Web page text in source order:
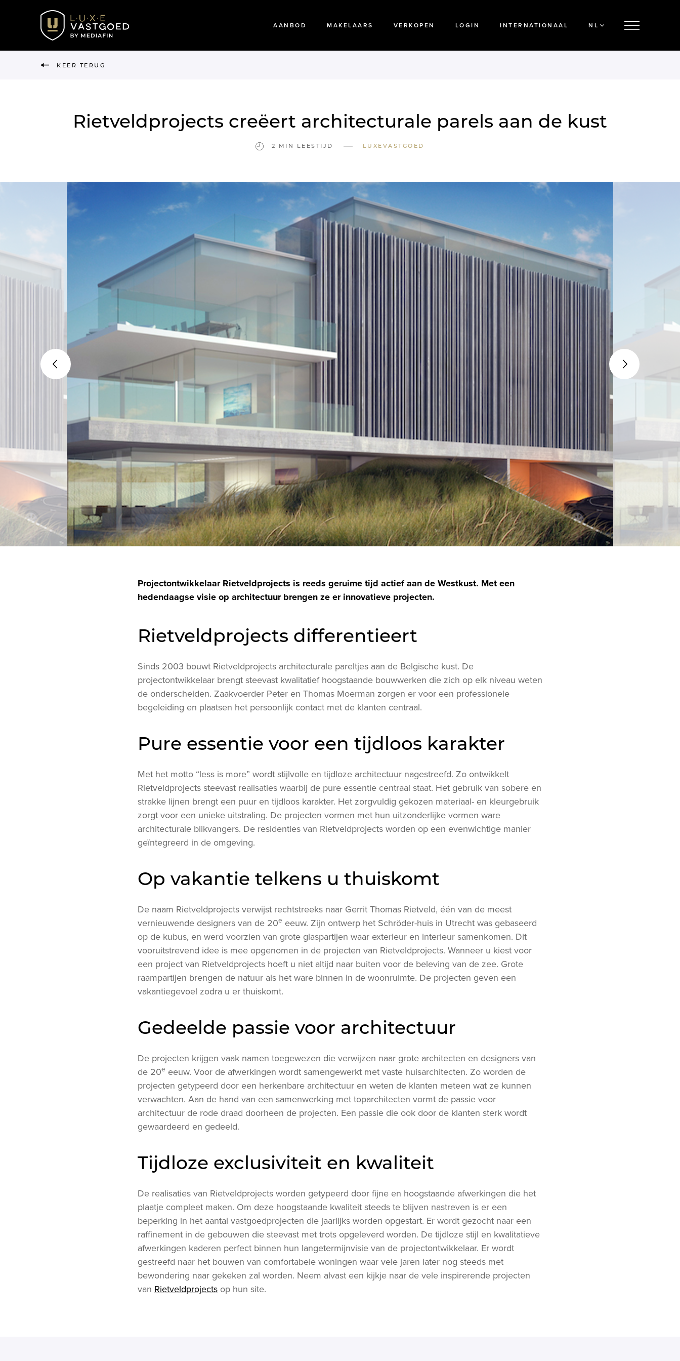
AANBOD MAKELAARS VERKOPEN LOGIN INTERNATIONAAL NL
KEER TERUG
Rietveldprojects creëert architecturale parels aan de kust
2 MIN LEESTIJD — LUXEVASTGOED
Projectontwikkelaar Rietveldprojects is reeds geruime tijd actief aan de Westkust. Met een
hedendaagse visie op architectuur brengen ze er innovatieve projecten.
Rietveldprojects differentieert
Sinds 2003 bouwt Rietveldprojects architecturale pareltjes aan de Belgische kust. De
projectontwikkelaar brengt steevast kwalitatief hoogstaande bouwwerken die zich op elk niveau weten
de onderscheiden. Zaakvoerder Peter en Thomas Moerman zorgen er voor een professionele
begeleiding en plaatsen het persoonlijk contact met de klanten centraal.
Pure essentie voor een tijdloos karakter
Met het motto “less is more” wordt stijlvolle en tijdloze architectuur nagestreefd. Zo ontwikkelt
Rietveldprojects steevast realisaties waarbij de pure essentie centraal staat. Het gebruik van sobere en
strakke lijnen brengt een puur en tijdloos karakter. Het zorgvuldig gekozen materiaal- en kleurgebruik
zorgt voor een unieke uitstraling. De projecten vormen met hun uitzonderlijke vormen ware
architecturale blikvangers. De residenties van Rietveldprojects worden op een evenwichtige manier
geïntegreerd in de omgeving.
Op vakantie telkens u thuiskomt
De naam Rietveldprojects verwijst rechtstreeks naar Gerrit Thomas Rietveld, één van de meest
vernieuwende designers van de 20e eeuw. Zijn ontwerp het Schröder-huis in Utrecht was gebaseerd
op de kubus, en werd voorzien van grote glaspartijen waar exterieur en interieur samenkomen. Dit
vooruitstrevend idee is mee opgenomen in de projecten van Rietveldprojects. Wanneer u kiest voor
een project van Rietveldprojects hoeft u niet altijd naar buiten voor de beleving van de zee. Grote
raampartijen brengen de natuur als het ware binnen in de woonruimte. De projecten geven een
vakantiegevoel zodra u er thuiskomt.
Gedeelde passie voor architectuur
De projecten krijgen vaak namen toegewezen die verwijzen naar grote architecten en designers van
de 20e eeuw. Voor de afwerkingen wordt samengewerkt met vaste huisarchitecten. Zo worden de
projecten getypeerd door een herkenbare architectuur en weten de klanten meteen wat ze kunnen
verwachten. Aan de hand van een samenwerking met toparchitecten vormt de passie voor
architectuur de rode draad doorheen de projecten. Een passie die ook door de klanten sterk wordt
gewaardeerd en gedeeld.
Tijdloze exclusiviteit en kwaliteit
De realisaties van Rietveldprojects worden getypeerd door fijne en hoogstaande afwerkingen die het
plaatje compleet maken. Om deze hoogstaande kwaliteit steeds te blijven nastreven is er een
beperking in het aantal vastgoedprojecten die jaarlijks worden opgestart. Er wordt gezocht naar een
raffinement in de gebouwen die steevast met trots opgeleverd worden. De tijdloze stijl en kwalitatieve
afwerkingen kaderen perfect binnen hun langetermijnvisie van de projectontwikkelaar. Er wordt
gestreefd naar het bouwen van comfortabele woningen waar vele jaren later nog steeds met
bewondering naar gekeken zal worden. Neem alvast een kijkje naar de vele inspirerende projecten
van Rietveldprojects op hun site.